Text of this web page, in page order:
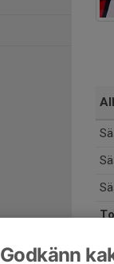
Godkänn